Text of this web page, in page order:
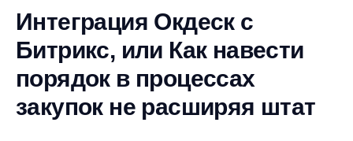
Интеграция Окдеск с
Битрикс, или Как навести
порядок в процессах
закупок не расширяя штат